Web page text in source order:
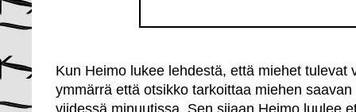
Kun Heimo lukee lehdestä, että miehet tulevat
ymmärrä että otsikko tarkoittaa miehen
viidessä minuutissa. Sen sijaan Heimo luulee